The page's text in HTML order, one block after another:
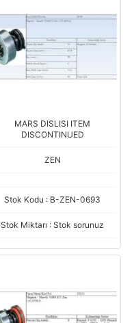
MARS DISLISI ITEM
DISCONTINUED
ZEN
Stok Kodu : B-ZEN-0693
Stok Miktarı : Stok sorunuz